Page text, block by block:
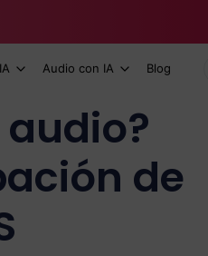
Audio con IA Blog
de